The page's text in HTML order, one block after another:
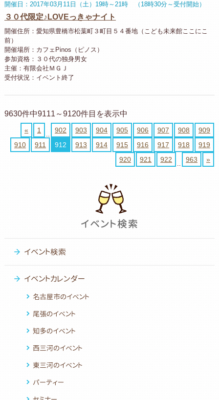
開催日：2017年03月11日（土）19時～21時 （18時30分～受付開始）
３０代限定♪LOVEっきゃナイト
開催住所：愛知県豊橋市松葉町３町目５４番地（こども未来館ここにこ
前）
開催場所：カフェPinos（ピノス）
参加資格：３０代の独身男女
主催：有限会社ＭＧＪ
受付状況：イベント終了
9630件中9111～9120件目を表示中
« 1 902 903 904 905 906 907 908
909
910
911 912 913 914 915 916 917 918
919
920
921 922 963 »
イベント検索
イベントカレンダー
名古屋市のイベント
尾張のイベント
知多のイベント
西三河のイベント
東三河のイベント
パーティー